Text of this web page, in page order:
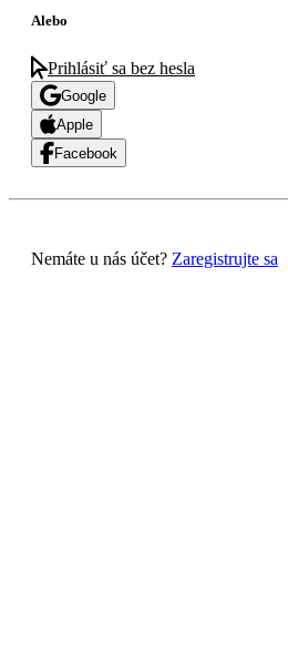
Alebo
Prihlásiť sa bez hesla
Google
Apple
Facebook
Nemáte u nás účet? Zaregistrujte sa